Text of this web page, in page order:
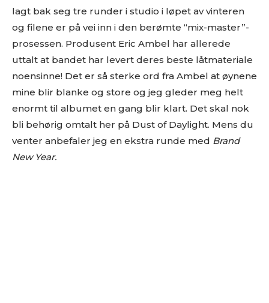
lagt bak seg tre runder i studio i løpet av vinteren
og filene er på vei inn i den berømte “mix-master”-
prosessen. Produsent Eric Ambel har allerede
uttalt at bandet har levert deres beste låtmateriale
noensinne! Det er så sterke ord fra Ambel at øynene
mine blir blanke og store og jeg gleder meg helt
enormt til albumet en gang blir klart. Det skal nok
bli behørig omtalt her på Dust of Daylight. Mens du
venter anbefaler jeg en ekstra runde med Brand
New Year.